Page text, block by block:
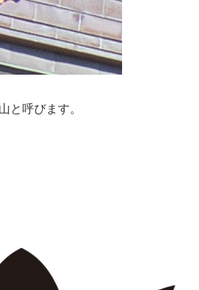
と呼びます。